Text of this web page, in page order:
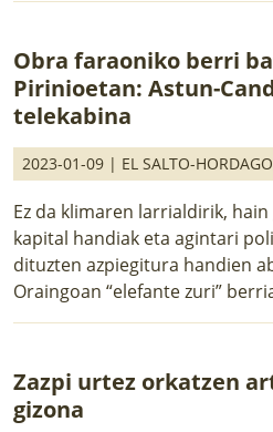
Obra faraoniko berri
Pirinioetan: Astun-
telekabina
2023-01-09 | EL SALTO-HORDAGO
Ez da klimaren larrialdirik,
kapital handiak eta agintari
dituzten azpiegitura handien
Oraingoan “elefante zuri”
Zazpi urtez orkatzen
gizona